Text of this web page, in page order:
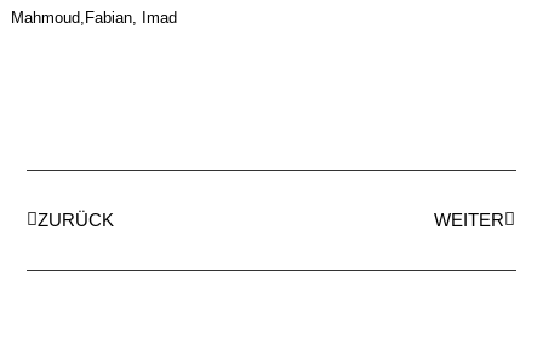
Mahmoud,Fabian, Imad
ZURÜCK WEITER